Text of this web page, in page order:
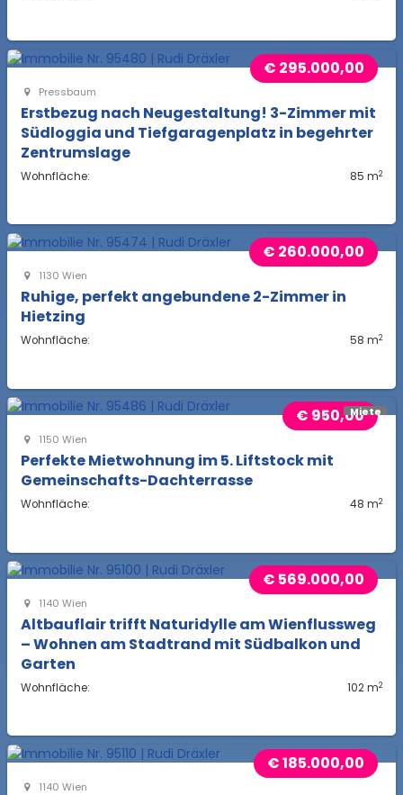
€ 295.000,00
Pressbaum
Erstbezug nach Neugestaltung! 3-Zimmer mit
Südloggia und Tiefgaragenplatz in begehrter
Zentrumslage
Wohnfläche: 85 m2
€ 260.000,00
1130 Wien
Ruhige, perfekt angebundene 2-Zimmer in
Hietzing
Wohnfläche: 58 m2
Miete
€ 950,00
1150 Wien
Perfekte Mietwohnung im 5. Liftstock mit
Gemeinschafts-Dachterrasse
Wohnfläche: 48 m2
€ 569.000,00
1140 Wien
Altbauflair trifft Naturidylle am Wienflussweg
– Wohnen am Stadtrand mit Südbalkon und
Garten
Wohnfläche: 102 m2
€ 185.000,00
1140 Wien